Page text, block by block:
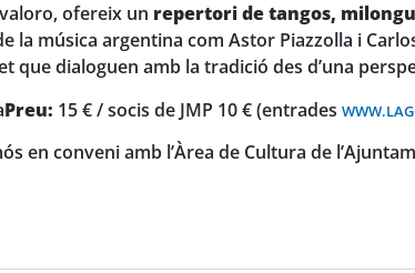
ofereix un repertori de tangos,
música argentina com Astor Piazzolla i
que dialoguen amb la tradició des d’una
Preu: 15 € / socis de JMP 10 € (entrades
en conveni amb l’Àrea de Cultura de